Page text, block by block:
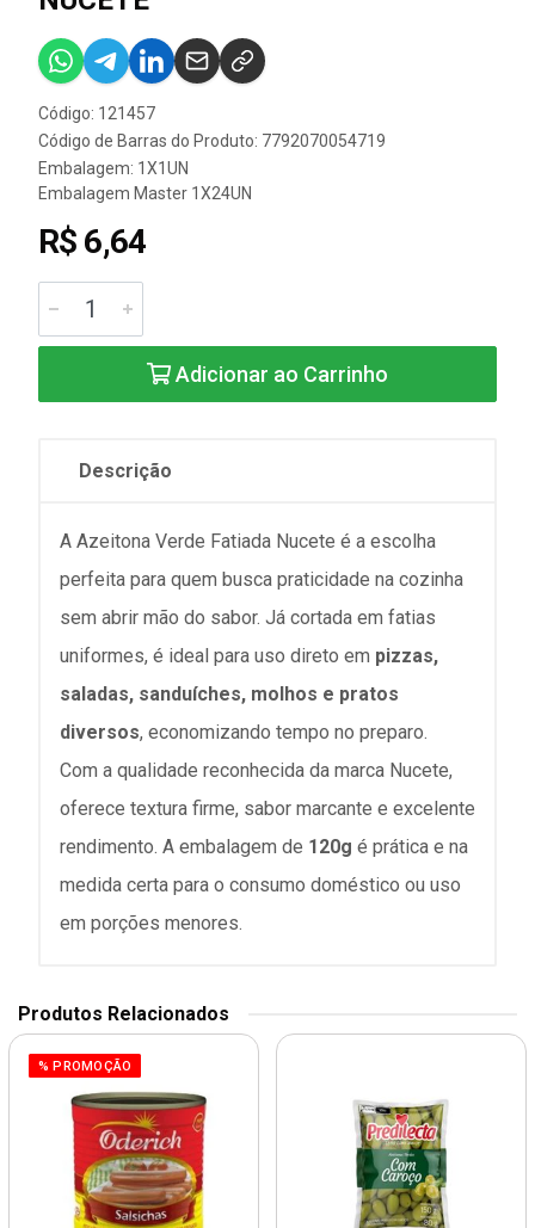
Código: 121457
Código de Barras do Produto: 7792070054719
Embalagem: 1X1UN
Embalagem Master 1X24UN
R$ 6,64
Adicionar ao Carrinho
Descrição
A Azeitona Verde Fatiada Nucete é a escolha
perfeita para quem busca praticidade na cozinha
sem abrir mão do sabor. Já cortada em fatias
uniformes, é ideal para uso direto em pizzas,
saladas, sanduíches, molhos e pratos
diversos, economizando tempo no preparo.
Com a qualidade reconhecida da marca Nucete,
oferece textura firme, sabor marcante e excelente
rendimento. A embalagem de 120g é prática e na
medida certa para o consumo doméstico ou uso
em porções menores.
Produtos Relacionados
% PROMOÇÃO